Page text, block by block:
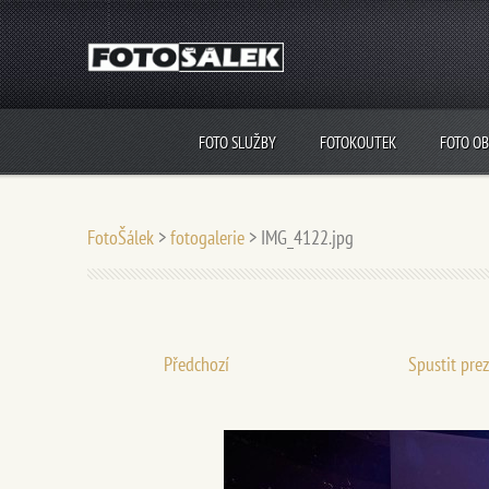
FOTO SLUŽBY FOTOKOUTEK FOTO
FotoŠálek >fotogalerie > IMG_4122.jpg
Předchozí Spustit